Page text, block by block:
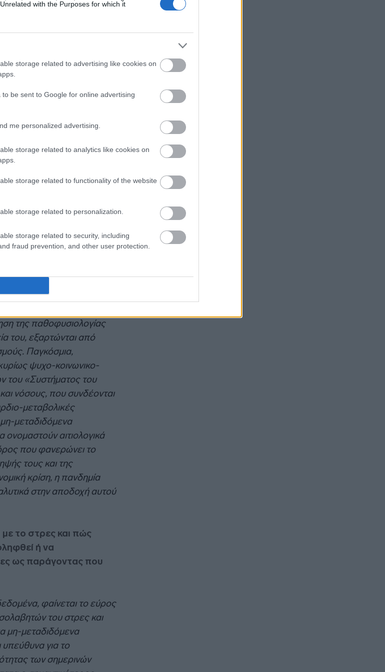
with the Purposes for which it
storage related to advertising like cookies on
be sent to Google for online advertising
me personalized advertising.
storage related to analytics like cookies on
storage related to functionality of the website
storage related to personalization.
storage related to security, including
fraud prevention, and other user protection.
παρόν και έχει
αρνητικές
της παθοφυσιολογίας
του, εξαρτώνται από
Παγκόσμια,
ψυχο-κοινωνικο-
του «Συστήματος του
νόσους, που συνδέονται
μεταβολικές
μεταδιδόμενα
αιτιολογικά
που φανερώνει το
τους και της
κρίση, η πανδημία
στην αποδοχή αυτού
με το στρες και πώς
ή να
ως παράγοντας που
φαίνεται το εύρος
του στρες και
μη-μεταδιδόμενα
για το
των σημερινών
18η συνεχόμενη χρονιά
δολαρίων για τη DeepSeek
Βρεττού (Credia): Πιστωτική επέκταση
άνω των 1,3 δισ. ευρώ φέτος -
Επιταχύνει την ανάπτυξη, μεταθέτει
Στα πράσινα οι ευρωαγορές - Νέο
ενδοσυνεδριακό ρεκόρ για τον Stoxx
Πυρκαγιές: 325 αυτοψίες στις
πληγείσες περιοχές - 118 «κόκκινα»
Σε εξέλιξη πυρκαγιές σε Σκύρο και
18:49
ΑΔΜΗΕ: Διατηρεί την τεχνική ηγεσία